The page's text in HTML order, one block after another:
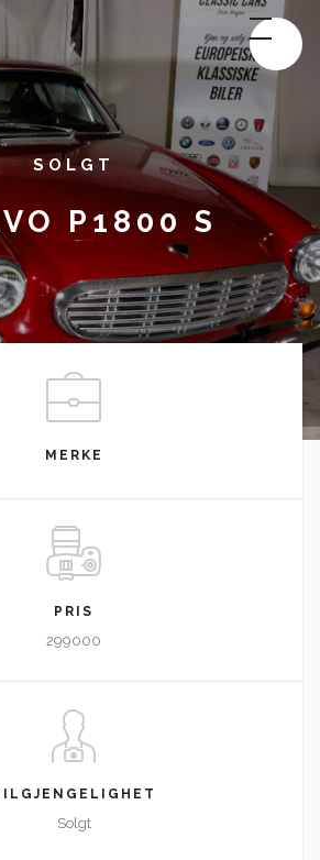
SOLGT
P1800 S
MERKE
PRIS
299000
Solgt